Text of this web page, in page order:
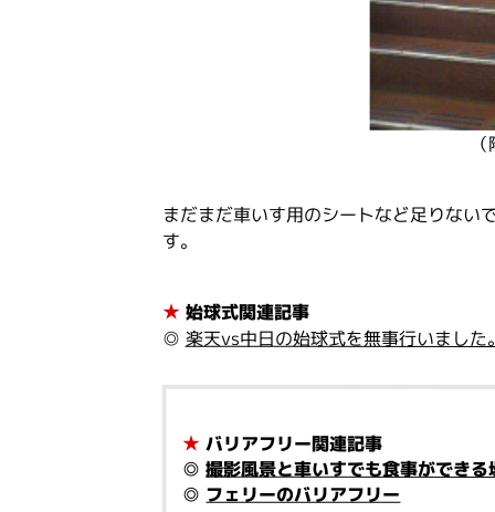
まだまだ車いす用のシートなど足りない
す。
★ 始球式関連記事
◎ 楽天vs中日の始球式を無事行いました
★ バリアフリー関連記事
◎撮影風景と車いすでも食事ができる
◎ フェリーのバリアフリー